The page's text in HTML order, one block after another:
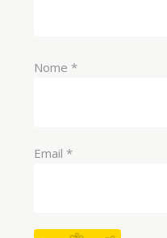
Nome *
Email *